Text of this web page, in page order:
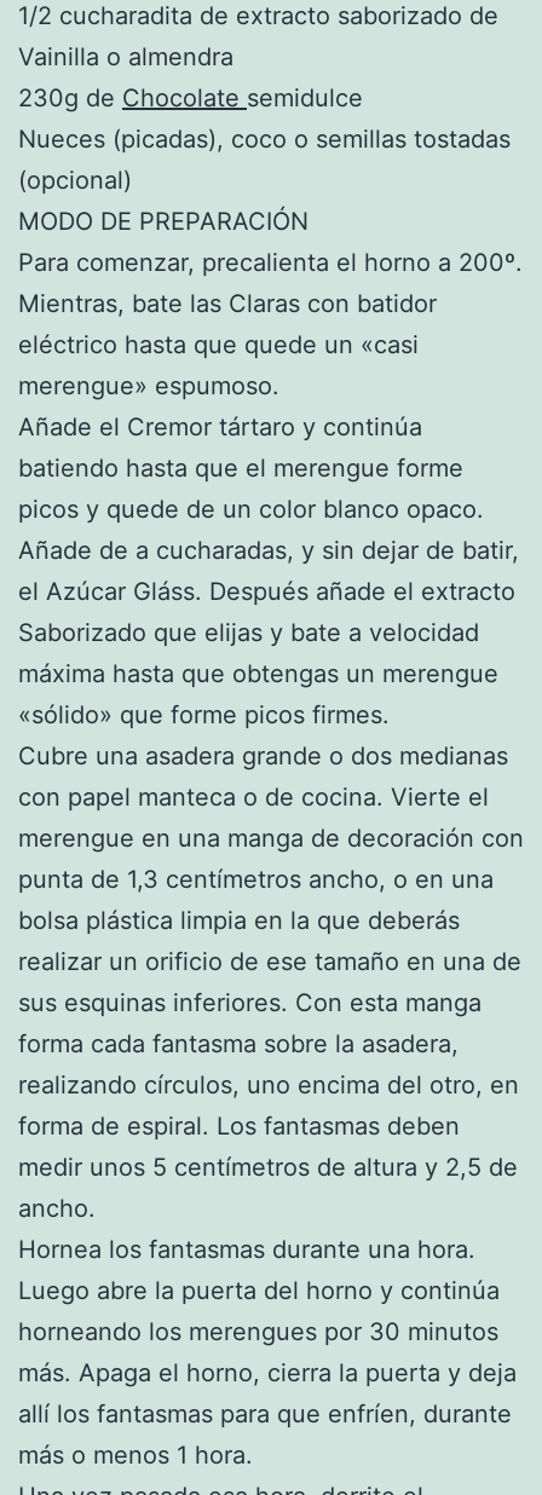
1/2 cucharadita de extracto saborizado de
Vainilla o almendra
230g de Chocolate semidulce
Nueces (picadas), coco o semillas tostadas
(opcional)
MODO DE PREPARACIÓN
Para comenzar, precalienta el horno a 200º.
Mientras, bate las Claras con batidor
eléctrico hasta que quede un «casi
merengue» espumoso.
Añade el Cremor tártaro y continúa
batiendo hasta que el merengue forme
picos y quede de un color blanco opaco.
Añade de a cucharadas, y sin dejar de batir,
el Azúcar Gláss. Después añade el extracto
Saborizado que elijas y bate a velocidad
máxima hasta que obtengas un merengue
«sólido» que forme picos firmes.
Cubre una asadera grande o dos medianas
con papel manteca o de cocina. Vierte el
merengue en una manga de decoración con
punta de 1,3 centímetros ancho, o en una
bolsa plástica limpia en la que deberás
realizar un orificio de ese tamaño en una de
sus esquinas inferiores. Con esta manga
forma cada fantasma sobre la asadera,
realizando círculos, uno encima del otro, en
forma de espiral. Los fantasmas deben
medir unos 5 centímetros de altura y 2,5 de
ancho.
Hornea los fantasmas durante una hora.
Luego abre la puerta del horno y continúa
horneando los merengues por 30 minutos
más. Apaga el horno, cierra la puerta y deja
allí los fantasmas para que enfríen, durante
más o menos 1 hora.